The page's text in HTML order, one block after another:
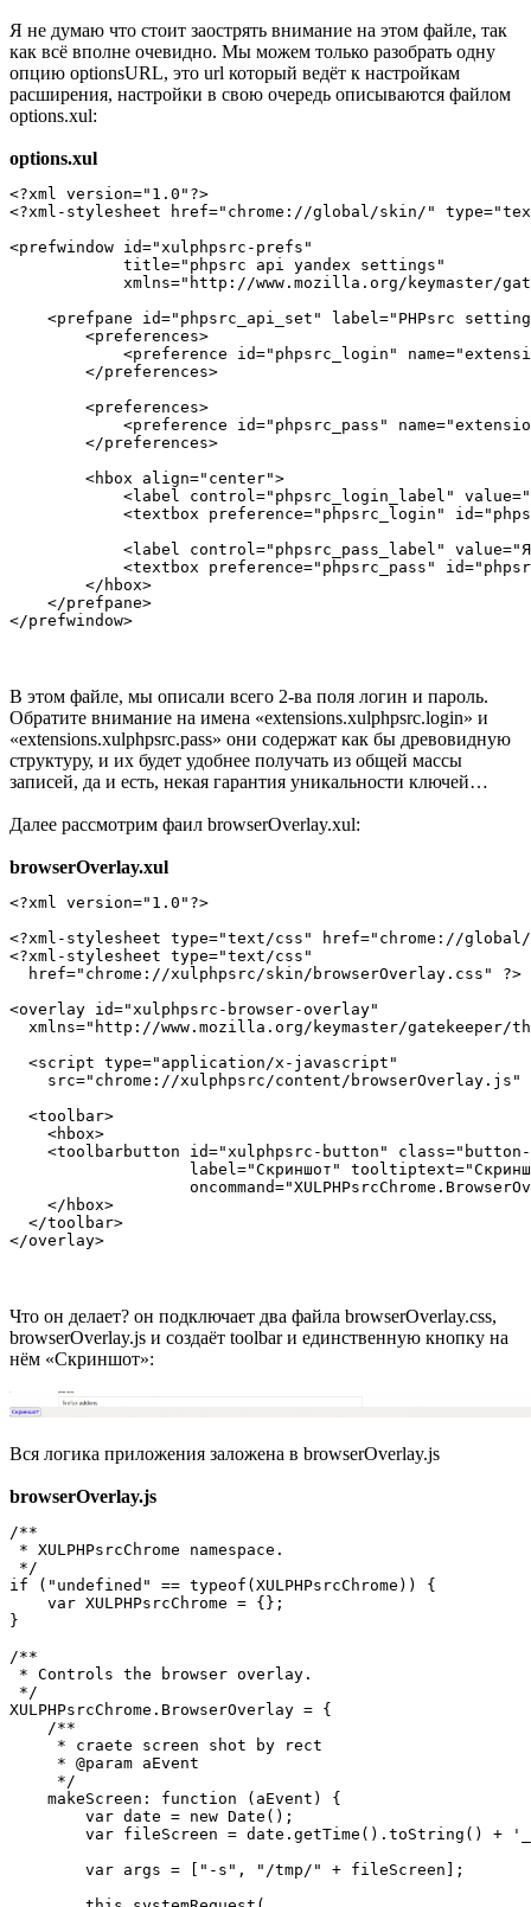
Я не думаю что стоит заострять внимание на этом файле, так
как всё вполне очевидно. Мы можем только разобрать одну
опцию optionsURL, это url который ведёт к настройкам
расширения, настройки в свою очередь описываются файлом
options.xul:
options.xul
<?xml version="1.0"?>
<?xml-stylesheet href="chrome://global/skin/"
<prefwindow id="xulphpsrc-prefs"
            title="phpsrc api yandex settings"
xmlns="http://www.mozilla.org/keymaster/
<prefpane id="phpsrc_api_set" label="PHPsrc
        <preferences>
<preference id="phpsrc_login"
        </preferences>
        <preferences>
<preference id="phpsrc_pass"
        </preferences>
        <hbox align="center">
<label control="phpsrc_login_label"
<textbox preference="phpsrc_login"
<label control="phpsrc_pass_label"
<textbox preference="phpsrc_pass"
        </hbox>
    </prefpane>
В этом файле, мы описали всего 2-ва поля логин и пароль.
Обратите внимание на имена «extensions.xulphpsrc.login» и
«extensions.xulphpsrc.pass» они содержат как бы древовидную
структуру, и их будет удобнее получать из общей массы
записей, да и есть, некая гарантия уникальности ключей…
Далее рассмотрим фаил browserOverlay.xul:
browserOverlay.xul
<?xml version="1.0"?>
<?xml-stylesheet type="text/css" href="chrome://
<?xml-stylesheet type="text/css"
  href="chrome://xulphpsrc/skin/browserOverlay.css" ?>
<overlay id="xulphpsrc-browser-overlay"
xmlns="http://www.mozilla.org/keymaster/gatekeeper/
  <script type="application/x-javascript"
src="chrome://xulphpsrc/content/browserOverlay.js"
  <toolbar>
    <hbox>
<toolbarbutton id="xulphpsrc-button"
label="Скриншот"
    </hbox>
  </toolbar>
Что он делает? он подключает два файла browserOverlay.css,
browserOverlay.js и создаёт toolbar и единственную кнопку на
нём «Скриншот»:
Вся логика приложения заложена в browserOverlay.js
browserOverlay.js
/**
* XULPHPsrcChrome namespace.
*/
if ("undefined" == typeof(XULPHPsrcChrome)) {
    var XULPHPsrcChrome = {};
}
/**
* Controls the browser overlay.
*/
XULPHPsrcChrome.BrowserOverlay = {
    /**
     * craete screen shot by rect
     * @param aEvent
     */
    makeScreen: function (aEvent) {
        var date = new Date();
var fileScreen = date.getTime().toString() +
        var args = ["-s", "/tmp/" + fileScreen];